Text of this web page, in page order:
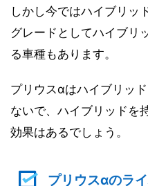
しかし今ではハイブリッ
グレードとしてハイブリ
る車種もあります。
プリウスαはハイブリッ
ないで、ハイブリッドを
効果はあるでしょう。
プリウスαのラ